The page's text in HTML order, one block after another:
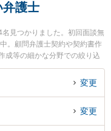
弁護士
見つかりました。初回面談無
。顧問弁護士契約や契約書作
成等の細かな分野での絞り込
札幌法律事務所の川
雅弁護士、札幌北部法律事務
実績豊富な近くの弁護士を検
できる札幌市北区内の弁護士
変更
変更